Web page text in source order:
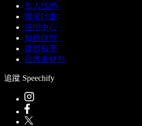
加入我們
聯盟計畫
說明中心
服務狀態
媒體報導
品牌素材包
追蹤 Speechify